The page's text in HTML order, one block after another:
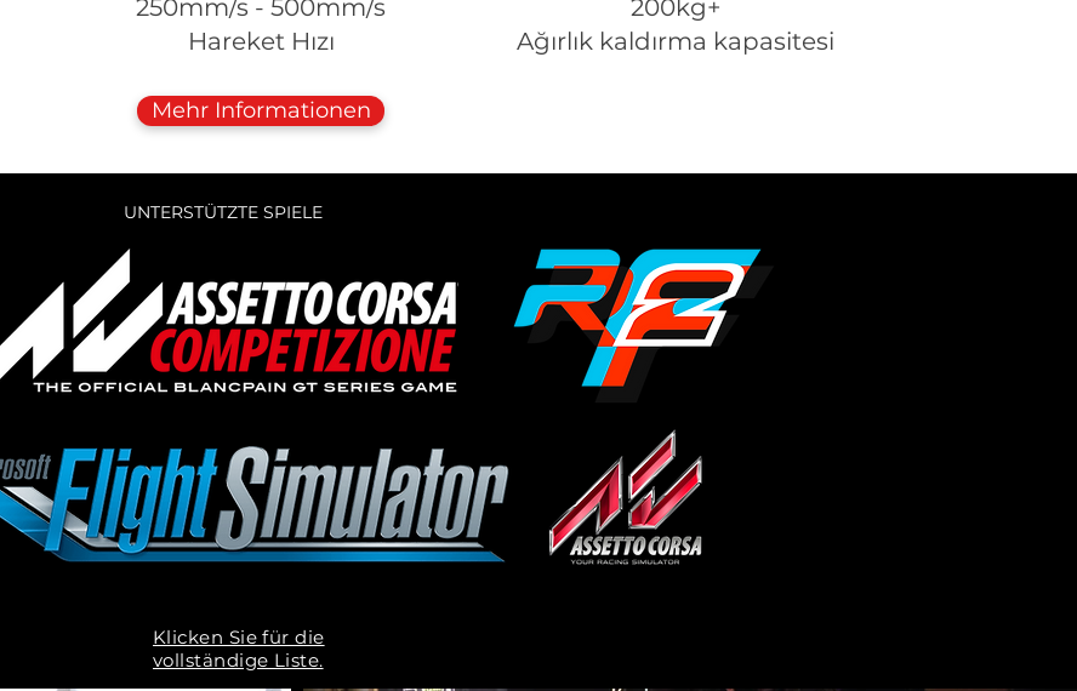
250mm/s - 500mm/s
Hareket Hızı
200kg+
Ağırlık kaldırma kapasitesi
Mehr Informationen
UNTERSTÜTZTE SPIELE
Klicken Sie für die
vollständige Liste.